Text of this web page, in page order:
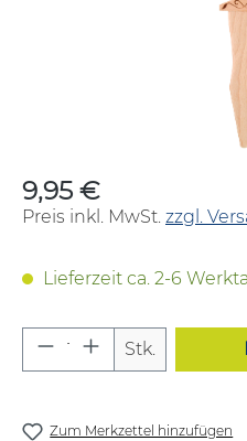
Regulärer Preis:
9,95 €
Preis inkl. MwSt. zzgl.
Lieferzeit ca. 2-6
Produkt Anzahl:
Stk.
Zum Merkzettel hinzufügen